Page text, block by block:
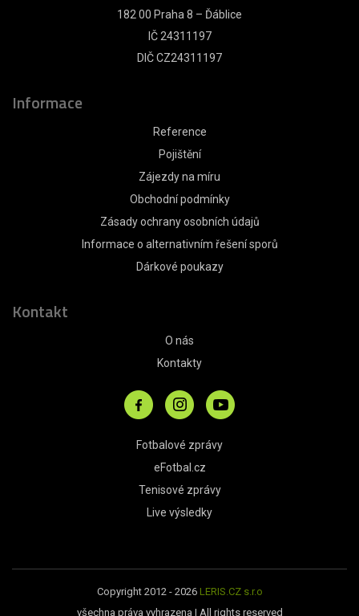
182 00 Praha 8 – Ďáblice
IČ 24311197
DIČ CZ24311197
Informace
Reference
Pojištění
Zájezdy na míru
Obchodní podmínky
Zásady ochrany osobních údajů
Informace o alternativním řešení sporů
Dárkové poukazy
Kontakt
O nás
Kontakty
Fotbalové zprávy
eFotbal.cz
Tenisové zprávy
Live výsledky
Copyright 2012 - 2026 LERIS.CZ s.r.o
všechna práva vyhrazena | All rights reserved